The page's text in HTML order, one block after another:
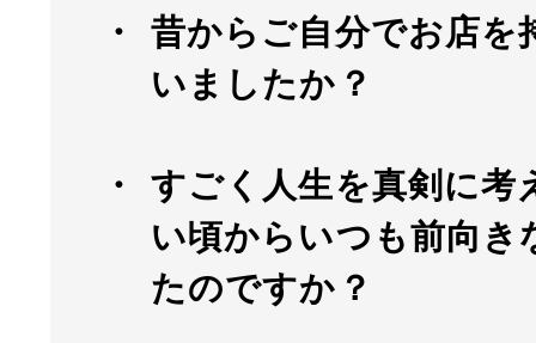
昔からご自分でお店を
いましたか？
すごく人生を真剣に考
い頃からいつも前向き
たのですか？